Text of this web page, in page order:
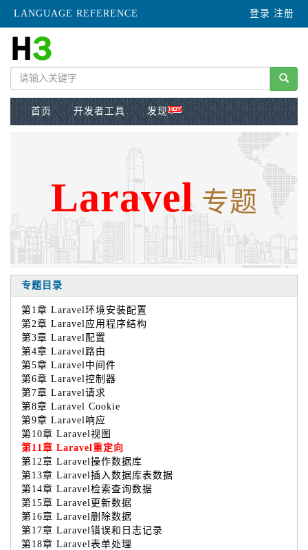
LANGUAGE REFERENCE 登录 注册
首页 开发者工具 发现
Laravel 专题
专题目录
第1章 Laravel环境安装配置
第2章 Laravel应用程序结构
第3章 Laravel配置
第4章 Laravel路由
第5章 Laravel中间件
第6章 Laravel控制器
第7章 Laravel请求
第8章 Laravel Cookie
第9章 Laravel响应
第10章 Laravel视图
第11章 Laravel重定向
第12章 Laravel操作数据库
第13章 Laravel插入数据库表数据
第14章 Laravel检索查询数据
第15章 Laravel更新数据
第16章 Laravel删除数据
第17章 Laravel错误和日志记录
第18章 Laravel表单处理